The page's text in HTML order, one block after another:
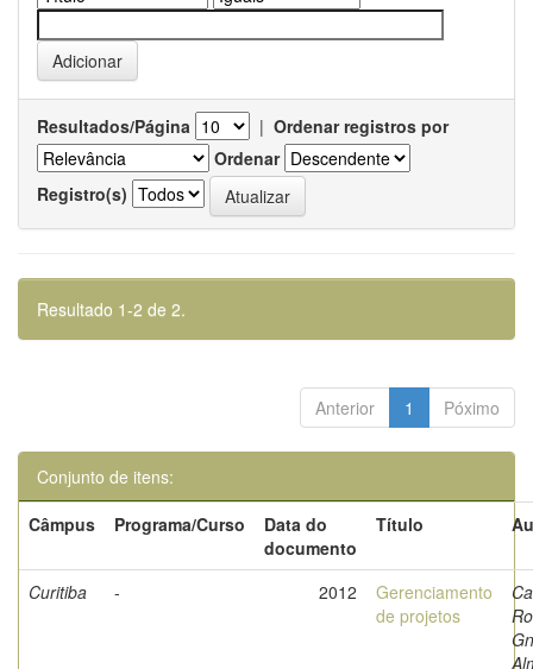
Resultados/Página | Ordenar registros por
Ordenar
Registro(s)
Resultado 1-2 de 2.
Anterior 1 Póximo
Conjunto de itens:
Câmpus
Programa/Curso
Data do
documento
Título
Curitiba - 2012
Gerenciamento
de projetos